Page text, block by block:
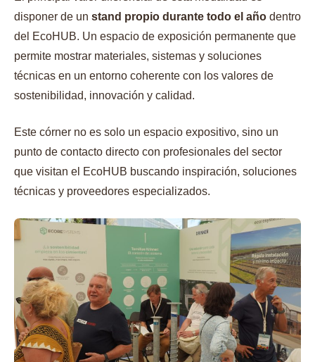
disponer de un stand propio durante todo el año dentro
del EcoHUB. Un espacio de exposición permanente que
permite mostrar materiales, sistemas y soluciones
técnicas en un entorno coherente con los valores de
sostenibilidad, innovación y calidad.
Este córner no es solo un espacio expositivo, sino un
punto de contacto directo con profesionales del sector
que visitan el EcoHUB buscando inspiración, soluciones
técnicas y proveedores especializados.